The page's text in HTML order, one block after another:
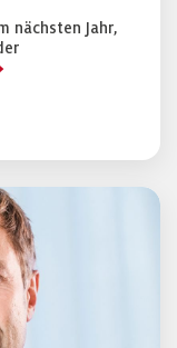
nächsten Jahr,